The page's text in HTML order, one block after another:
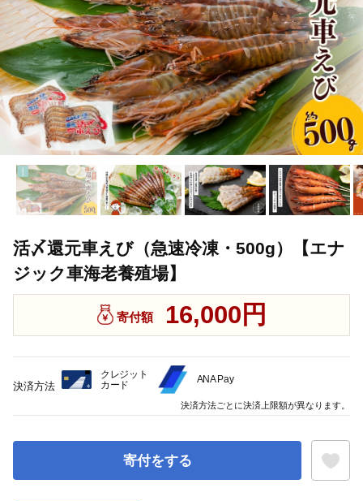
活〆還元車えび（急速冷凍・500g）【エナ
ジック車海老養殖場】
寄付額 16,000円
寄付をする
決済方法
クレジット
カード
ANA Pay
決済方法ごとに決済上限額が異なります。